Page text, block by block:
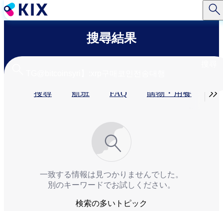
移
至
搜尋結果
Primary
搜尋 航班 FAQ 購物・用餐​ 服

一致する情報は見つかりませんでした。
別のキーワードでお試しください。
検索の多いトピック